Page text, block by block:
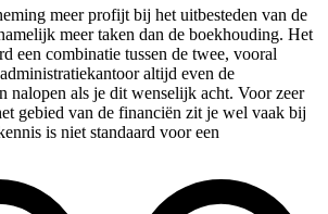
meer profijt bij het uitbesteden van de
meer taken dan de boekhouding. Het
een combinatie tussen de twee, vooral
altijd even de
nalopen als je dit wenselijk acht. Voor zeer
gebied van de financiën zit je wel vaak bij
is niet standaard voor een